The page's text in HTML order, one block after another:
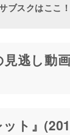
ブスクはここ
逃し動
ト』